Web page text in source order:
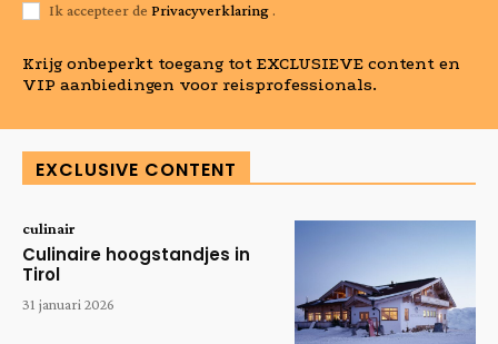
Ik accepteer de Privacyverklaring .
Krijg onbeperkt toegang tot EXCLUSIEVE content en
VIP aanbiedingen voor reisprofessionals.
EXCLUSIVE CONTENT
culinair
Culinaire hoogstandjes in
Tirol
31 januari 2026